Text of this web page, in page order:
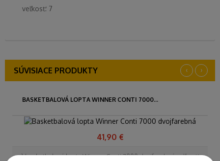
veľkosť: 7
SÚVISIACE PRODUKTY ‹ ›
BASKETBALOVÁ LOPTA WINNER CONTI 7000...
41,90 €
} basketbalová lopta Winner Conti 7000 dvojfarebná veľkosť: